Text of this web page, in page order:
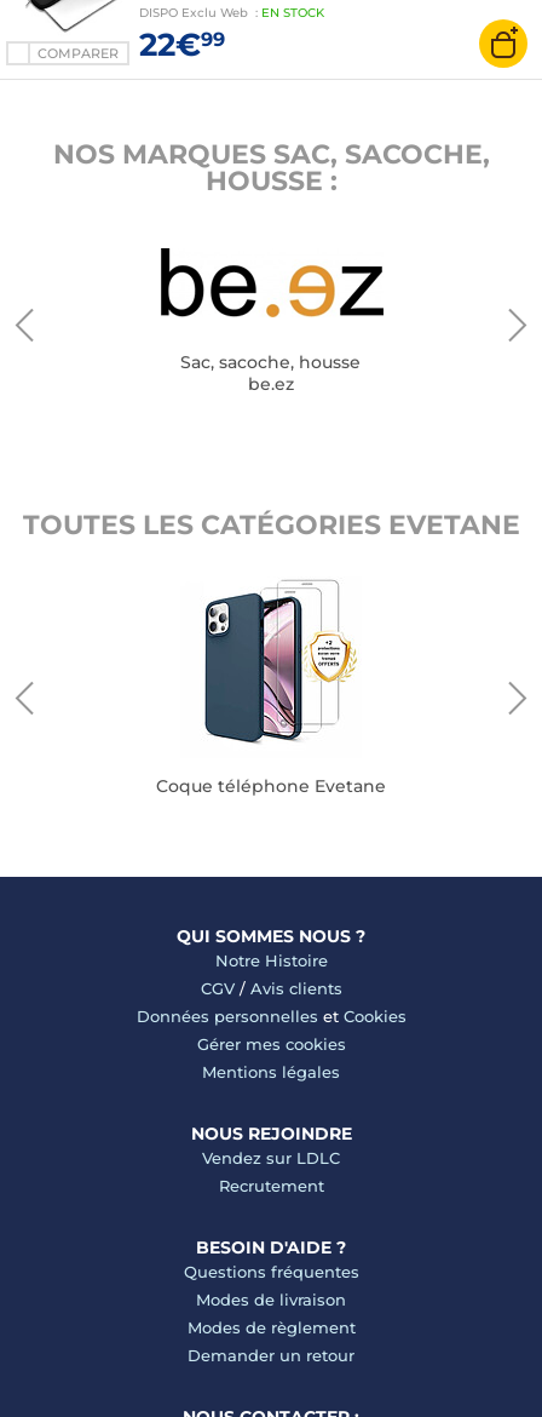
COMPARER
zippé noir compatible MacBook Air / Macbook
Pro / Macbook Neo 13
DISPO Exclu Web : EN STOCK
22€99
NOS MARQUES SAC, SACOCHE,
HOUSSE :
Sac, sacoche, housse
be.ez
TOUTES LES CATÉGORIES EVETANE
Coque téléphone Evetane
QUI SOMMES NOUS ?
Notre Histoire
CGV/ Avis clients
Données personnelles et Cookies
Gérer mes cookies
Mentions légales
NOUS REJOINDRE
Vendez sur LDLC
Recrutement
BESOIN D'AIDE ?
Questions fréquentes
Modes de livraison
Modes de règlement
Demander un retour